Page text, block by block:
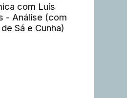
com Luís
- Análise (com
Sá e Cunha)